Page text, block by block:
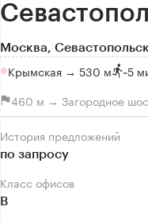
Москва,
Крымская → 530 м ~5
460 м → Загородное
История предложений
по запросу
Класс офисов
B